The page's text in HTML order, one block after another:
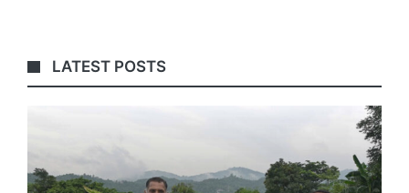
LATEST POSTS